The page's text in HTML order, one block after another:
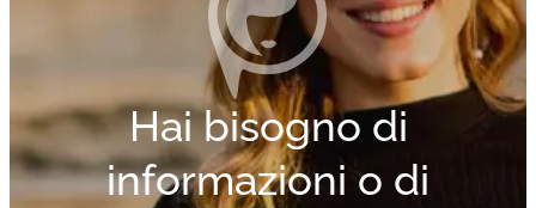
Hai bisogno di
informazioni o di